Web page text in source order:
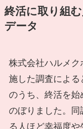
終活に取り組
データ
株式会社ハルメ
施した調査による
のうち、終活を始
のぼりました。
る人ほど幸福度